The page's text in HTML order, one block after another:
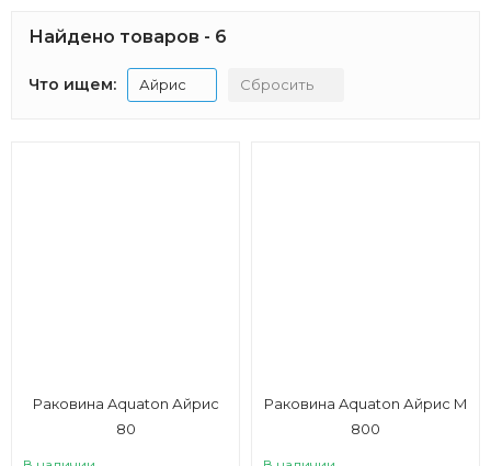
Найдено товаров - 6
Что ищем: Айрис Сбросить
Раковина Aquaton Айрис
80
Раковина Aquaton Айрис M
800